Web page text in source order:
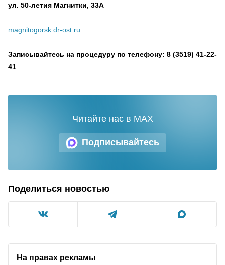
ул. 50-летия Магнитки, 33А
magnitogorsk.dr-ost.ru
Записывайтесь на процедуру по телефону: 8 (3519) 41-22-
41
Подписывайтесь
Читайте нас в MAX
Поделиться новостью
На правах рекламы